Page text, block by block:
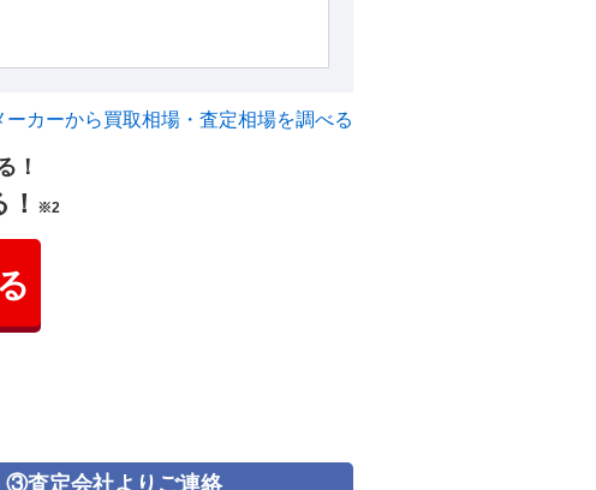
ーカーから買取相場・査定相場を調べる
！
※2
③査定会社よりご連絡